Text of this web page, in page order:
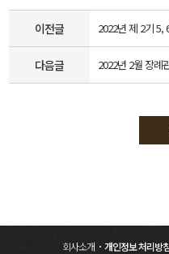
이전글 2022년 제 2기 5,
다음글 2022년 2월 장례
회사소개 개인정보 처리방